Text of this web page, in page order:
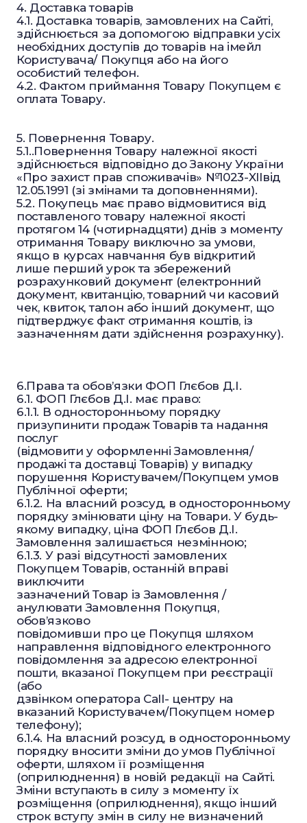
4. Доставка товарів
4.1. Доставка товарів, замовлених на Сайті,
здійснюється за допомогою відправки усіх
необхідних доступів до товарів на імейл
Користувача/ Покупця або на його
особистий телефон.
4.2. Фактом приймання Товару Покупцем є
оплата Товару.
5. Повернення Товару.
5.1..Повернення Товару належної якості
здійснюється відповідно до Закону України
«Про захист прав споживачів» №1023-XIIвід
12.05.1991 (зі змінами та доповненнями).
5.2. Покупець має право відмовитися від
поставленого товару належної якості
протягом 14 (чотирнадцяти) днів з моменту
отримання Товару виключно за умови,
якщо в курсах навчання був відкритий
лише перший урок та збережений
розрахунковий документ (електронний
документ, квитанцію, товарний чи касовий
чек, квиток, талон або інший документ, що
підтверджує факт отримання коштів, із
зазначенням дати здійснення розрахунку).
6.Права та обов’язки ФОП Глєбов Д.І.
6.1. ФОП Глєбов Д.І. має право:
6.1.1. В односторонньому порядку
призупинити продаж Товарів та надання
послуг
(відмовити у оформленні Замовлення/
продажі та доставці Товарів) у випадку
порушення Користувачем/Покупцем умов
Публічної оферти;
6.1.2. На власний розсуд, в односторонньому
порядку змінювати ціну на Товари. У будь-
якому випадку, ціна ФОП Глєбов Д.І.
Замовлення залишається незмінною;
6.1.3. У разі відсутності замовлених
Покупцем Товарів, останній вправі
виключити
зазначений Товар із Замовлення /
анулювати Замовлення Покупця,
обов’язково
повідомивши про це Покупця шляхом
направлення відповідного електронного
повідомлення за адресою електронної
пошти, вказаної Покупцем при реєстрації
(або
дзвінком оператора Call- центру на
вказаний Користувачем/Покупцем номер
телефону);
6.1.4. На власний розсуд, в односторонньому
порядку вносити зміни до умов Публічної
оферти, шляхом її розміщення
(оприлюднення) в новій редакції на Сайті.
Зміни вступають в силу з моменту їх
розміщення (оприлюднення), якщо інший
строк вступу змін в силу не визначений